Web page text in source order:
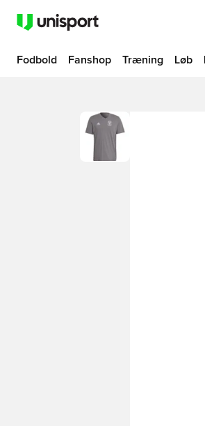
Fodbold Fanshop Træning Løb